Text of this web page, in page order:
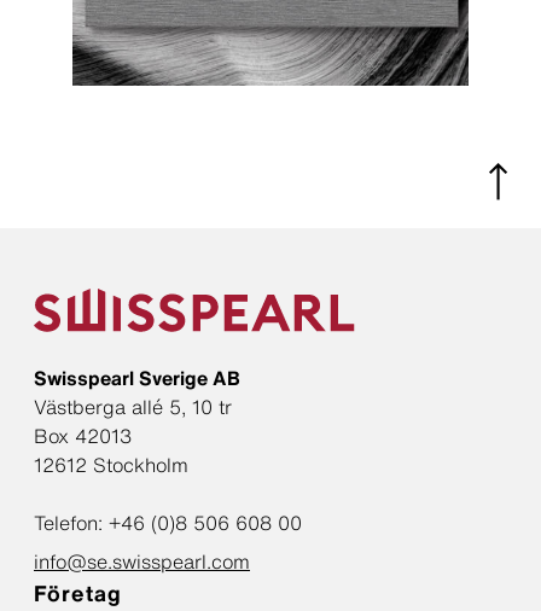
Swisspearl Sverige AB
Västberga allé 5, 10 tr
Box 42013
12612 Stockholm
Telefon: +46 (0)8 506 608 00
info@se.swisspearl.com
Företag